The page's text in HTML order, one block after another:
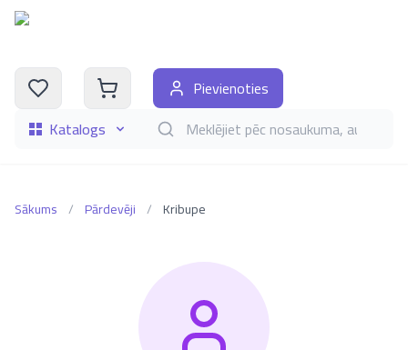
Katalogs Meklēt grāmatas pēc nosaukuma, autora,
Pievienoties
Sākums / Pārdevēji / Kribupe